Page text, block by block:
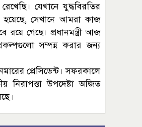
যেখানে যুদ্ধবিরতির
হয়েছে, সেখানে আমরা কাজ
গেছে। প্রধানমন্ত্রী আজ
সম্পন্ন করার জন্য
প্রেসিডেন্ট। সফরকালে
নিরাপত্তা উপদেষ্টা অজিত